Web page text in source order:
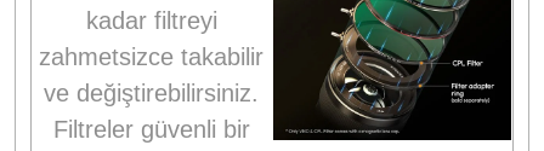
kadar filtreyi
zahmetsizce takabilir
ve değiştirebilirsiniz.
Filtreler güvenli bir